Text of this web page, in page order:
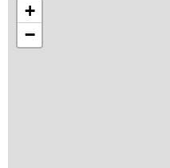
+
−